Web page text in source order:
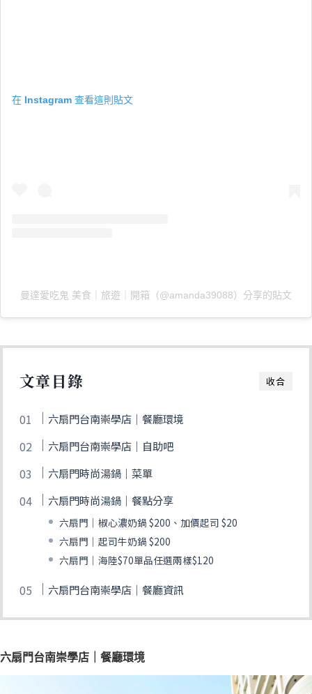
在 Instagram 查看這則貼文
曼達愛吃鬼 美食｜旅遊｜開箱（@amanda39088）分享的貼文
收合
文章目錄
六扇門台南崇學店｜餐廳環境
六扇門台南崇學店｜自助吧
六扇門時尚湯鍋｜菜單
六扇門時尚湯鍋｜餐點分享
六扇門｜椒心濃奶鍋 $200、加價起司 $20
六扇門｜起司牛奶鍋 $200
六扇門｜海陸$70單品任選兩樣$120
六扇門台南崇學店｜餐廳資訊
六扇門台南崇學店｜餐廳環境